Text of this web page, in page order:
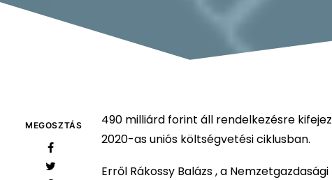
MEGOSZTÁS
490 milliárd forint áll rendelkezésre
2020-as uniós költségvetési ciklusban.
Erről Rákossy Balázs , a